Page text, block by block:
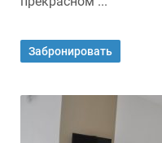
Забронировать